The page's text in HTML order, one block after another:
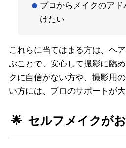
プロからメイクのアド
けたい
これらに当てはまる方は、ヘ
ぶことで、安心して撮影に臨
クに自信がない方や、撮影用
い方には、プロのサポートが
セルフメイクが